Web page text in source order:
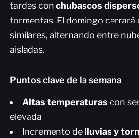
tardes con chubascos
tormentas. El domingo cerrará
similares, alternando entre
aisladas.
Puntos clave de la semana
Altas temperaturas con
elevada
Incremento de lluvias y